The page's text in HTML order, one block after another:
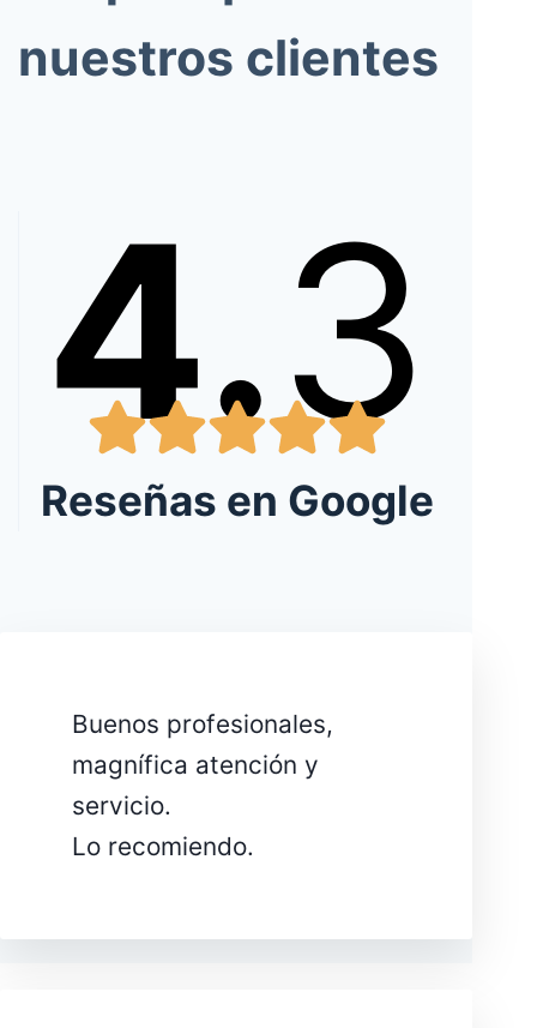
nuestros clientes
4.3
Reseñas en Google
Buenos profesionales,
magnífica atención y
servicio.
Lo recomiendo.